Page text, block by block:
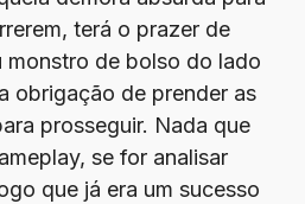
terá o prazer de
monstro de bolso do lado
obrigação de prender as
prosseguir. Nada que
se for analisar
que já era um sucesso